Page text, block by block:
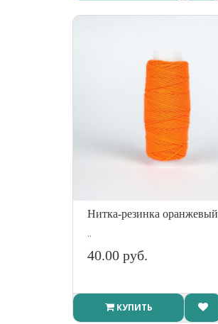
Нитка-резинка оранжевый
..
40.00 руб.
КУПИТЬ